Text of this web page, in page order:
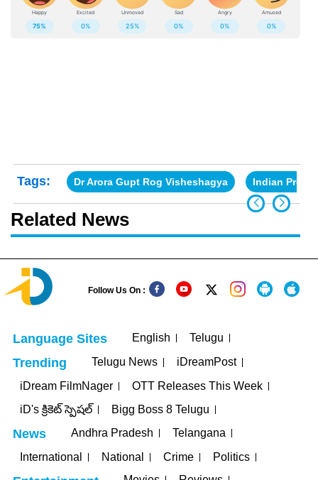
Tags: Dr Arora Gupt Rog Visheshagya Indian
Related News
Follow Us On :
Language Sites English Telugu
Trending Telugu News
iDreamPost
iDream FilmNager
OTT Releases This Week
iD's క్రికెట్ స్పెషల్
Bigg Boss 8 Telugu
News Andhra Pradesh
Telangana
International
National Crime Politics